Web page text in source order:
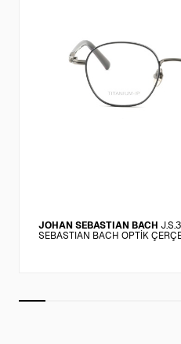
JOHAN SEBASTIAN BACH
SEBASTIAN BACH OPTİK